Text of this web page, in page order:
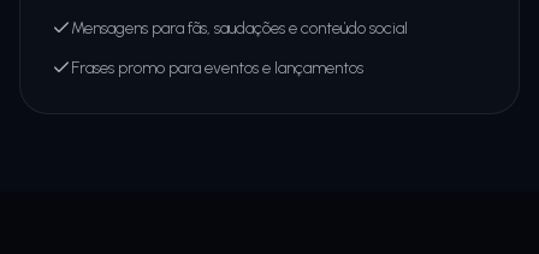
Mensagens para fãs, saudações e conteúdo social
Frases promo para eventos e lançamentos